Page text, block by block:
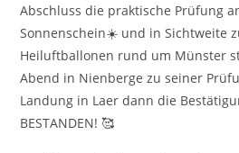
Abschluss die praktische Prüfung
Sonnenschein☀️ und in Sichtweite
Heiluftballonen rund um Münster
Abend in Nienberge zu seiner
Landung in Laer dann die
BESTANDEN! 🥰